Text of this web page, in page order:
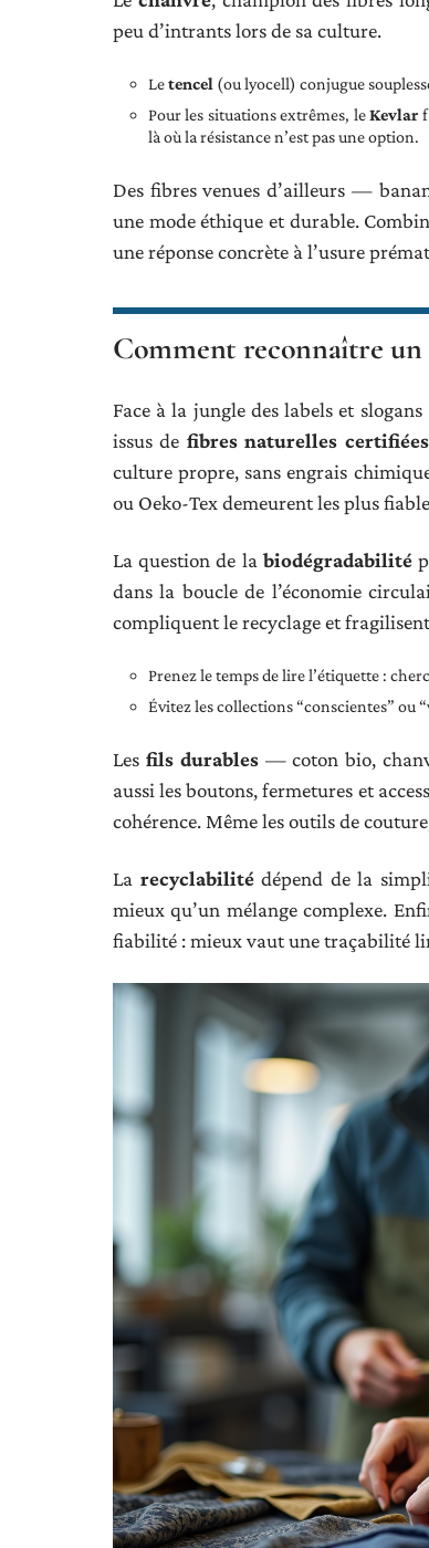
peu d’intrants lors de sa culture.
Letencel (ou lyocell) conjugue
Pour les situations extrêmes, leKevlar
là où la résistance n’est pas une option.
Des fibres venues d’ailleurs —
une mode éthique et durable.
une réponse concrète à l’usure
Comment reconnaître un
Face à la jungle des labels et
issus de fibres naturelles certifiées
culture propre, sans engrais
ou Oeko-Tex demeurent les plus
La question de la biodégradabilité
dans la boucle de l’économie
compliquent le recyclage et
Prenez le temps de lire l’étiquette :
Évitez les collections “conscientes” ou
Les fils durables— coton bio,
aussi les boutons, fermetures et
cohérence. Même les outils de
La recyclabilitédépend de la
mieux qu’un mélange complexe.
fiabilité : mieux vaut une traçabilité